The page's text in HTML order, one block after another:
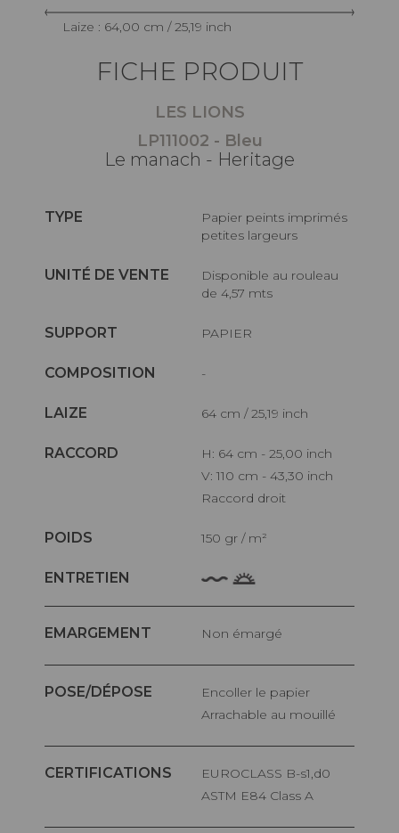
Laize : 64,00 cm / 25,19 inch
FICHE PRODUIT
LES LIONS
LP111002 - Bleu
Le manach - Heritage
TYPE
Papier peints imprimés
petites largeurs
UNITÉ DE VENTE
Disponible au rouleau
de 4,57 mts
SUPPORT PAPIER
COMPOSITION -
LAIZE 64 cm / 25,19 inch
RACCORD
H: 64 cm - 25,00 inch
V: 110 cm - 43,30 inch
Raccord droit
POIDS 150 gr / m²
ENTRETIEN
EMARGEMENT Non émargé
POSE/DÉPOSE
Encoller le papier
Arrachable au mouillé
CERTIFICATIONS
EUROCLASS B-s1,d0
ASTM E84 Class A